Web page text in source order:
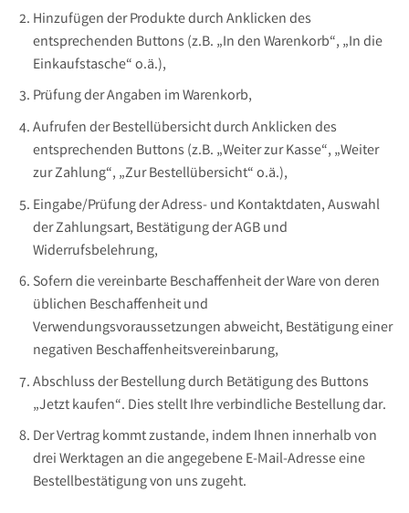
Hinzufügen der Produkte durch Anklicken des
entsprechenden Buttons (z.B. „In den Warenkorb“, „In die
Einkaufstasche“ o.ä.),
Prüfung der Angaben im Warenkorb,
Aufrufen der Bestellübersicht durch Anklicken des
entsprechenden Buttons (z.B. „Weiter zur Kasse“, „Weiter
zur Zahlung“, „Zur Bestellübersicht“ o.ä.),
Eingabe/Prüfung der Adress- und Kontaktdaten, Auswahl
der Zahlungsart, Bestätigung der AGB und
Widerrufsbelehrung,
Sofern die vereinbarte Beschaffenheit der Ware von deren
üblichen Beschaffenheit und
Verwendungsvoraussetzungen abweicht, Bestätigung einer
negativen Beschaffenheitsvereinbarung,
Abschluss der Bestellung durch Betätigung des Buttons
„Jetzt kaufen“. Dies stellt Ihre verbindliche Bestellung dar.
Der Vertrag kommt zustande, indem Ihnen innerhalb von
drei Werktagen an die angegebene E-Mail-Adresse eine
Bestellbestätigung von uns zugeht.